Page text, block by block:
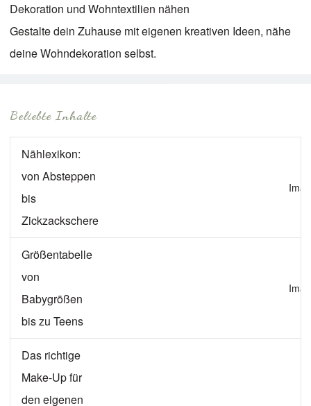
Beliebte Inhalte
Nählexikon:
von Absteppen
bis
Zickzackschere
Größentabelle
von
Babygrößen
bis zu Teens
Das richtige
Make-Up für
den eigenen
Dekoration und Wohntextilien nähen
Gestalte dein Zuhause mit eigenen kreativen Ideen, nähe
deine Wohndekoration selbst.